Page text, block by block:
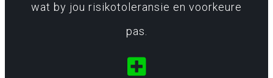
wat by jou risikotoleransie en voorkeure
pas.